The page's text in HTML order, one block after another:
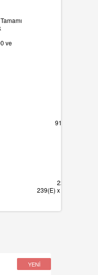
ve
91 x 30(mm) /
222(E) x
239(E) x 227(B) x
YENİ